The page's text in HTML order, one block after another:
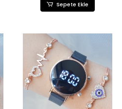
Sepete Ekle